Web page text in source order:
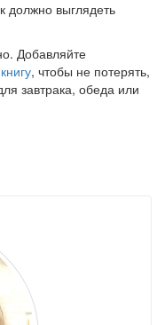
должно выглядеть
Добавляйте
, чтобы не потерять,
завтрака, обеда или